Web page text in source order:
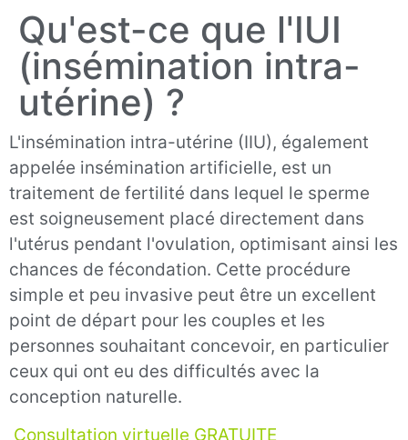
Qu'est-ce que l'IUI
(insémination intra-
utérine) ?
L'insémination intra-utérine (IIU), également
appelée insémination artificielle, est un
traitement de fertilité dans lequel le sperme
est soigneusement placé directement dans
l'utérus pendant l'ovulation, optimisant ainsi les
chances de fécondation. Cette procédure
simple et peu invasive peut être un excellent
point de départ pour les couples et les
personnes souhaitant concevoir, en particulier
ceux qui ont eu des difficultés avec la
conception naturelle.
Consultation virtuelle GRATUITE